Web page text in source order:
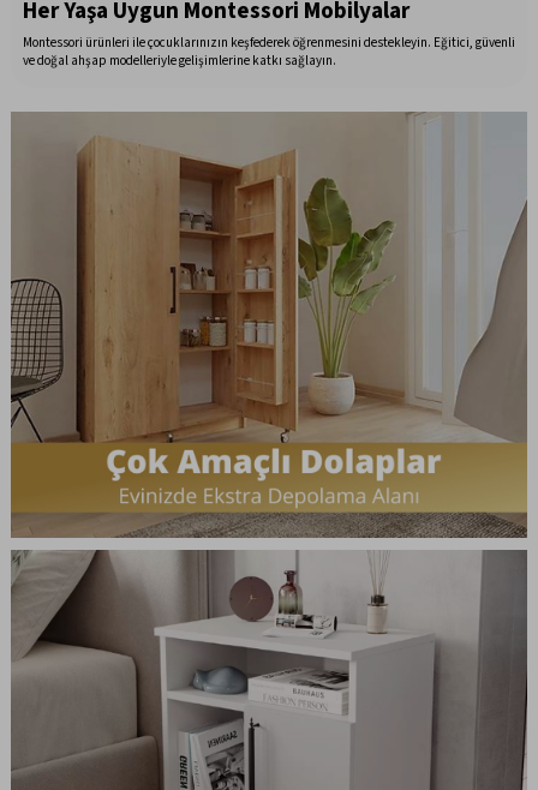
Her Yaşa Uygun Montessori Mobilyalar
Montessori ürünleri ile çocuklarınızın keşfederek öğrenmesini destekleyin. Eğitici, güvenli
ve doğal ahşap modelleriyle gelişimlerine katkı sağlayın.